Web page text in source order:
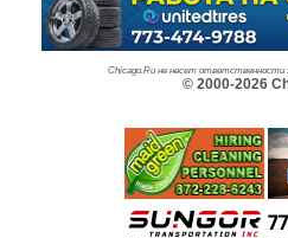
Chicago.Ru не несет ответственности
© 2000-2026